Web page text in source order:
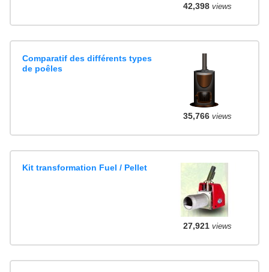
42,398views
Comparatif des différents types
de poêles
35,766views
Kit transformation Fuel / Pellet
27,921views